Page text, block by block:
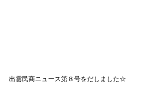
出雲民商ニュース第８号をだしました☆